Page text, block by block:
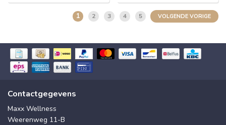
1 2 3 4 5 VOLGENDE VORIGE
Contactgegevens
Maxx Wellness
Weerenweg 11-B